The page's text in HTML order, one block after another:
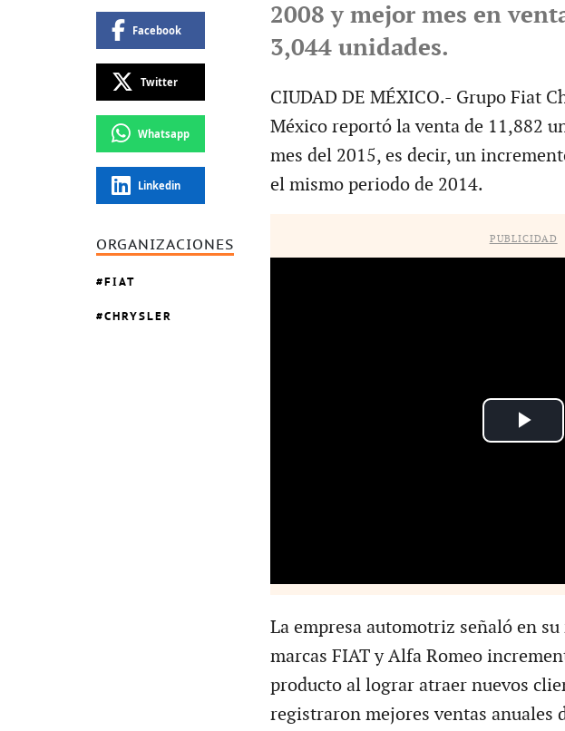
Facebook
Twitter
Whatsapp
Linkedin
ORGANIZACIONES
FIAT
CHRYSLER
2008 y mejor mes en
3,044 unidades.
CIUDAD DE MÉXICO.- Grupo Fiat
México reportó la venta de 11,882
mes del 2015, es decir, un
el mismo periodo de 2014.
PUBLICIDAD
La empresa automotriz señaló en
marcas FIAT y Alfa Romeo
producto al lograr atraer nuevos
registraron mejores ventas anuales